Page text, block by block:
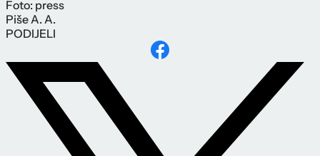
Foto: press
PišeA. A.
PODIJELI